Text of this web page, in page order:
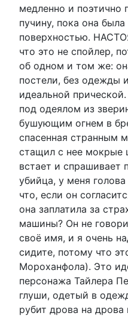
медленно и поэтично
пучину, пока она была
поверхностью.
что это не спойлер,
об одном и том же:
постели, без одежды
идеальной
под одеялом из
бушующим огнем в
спасенная странным
стащил с нее мокрые
встает и спрашивает
убийца, у меня
что, если он
она заплатила за
машины? Он не
своё имя, и я очень
сидите, потому что
Мороханфола). Это
персонажа Тайлера
глуши, одетый в
рубит дрова на